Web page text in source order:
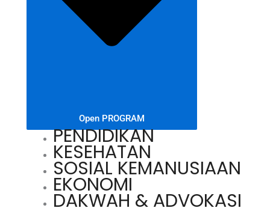
Open PROGRAM
PENDIDIKAN
KESEHATAN
SOSIAL KEMANUSIAAN
EKONOMI
DAKWAH & ADVOKASI